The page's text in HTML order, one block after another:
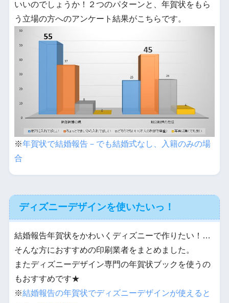
いいのでしょうか！２つのパターンと、年賀状をもら
う立場の方へのアンケート結果がこちらです。
※年賀状で結婚報告－でも結婚式なし、入籍のみの場
合
ディズニーデザインを使いたいっ！
結婚報告年賀状をかわいくディズニーで作りたい！…
そんな方におすすめの印刷業者をまとめました。
またディズニーデザイン専門の年賀状ブックを使うの
もおすすめです★
※結婚報告の年賀状でディズニーデザインが使えると